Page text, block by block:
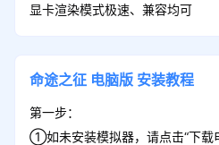
显卡渲染模式极速、兼容均可
命途之征 电脑版 安装教程
第一步：
①如未安装模拟器，请点击“下载